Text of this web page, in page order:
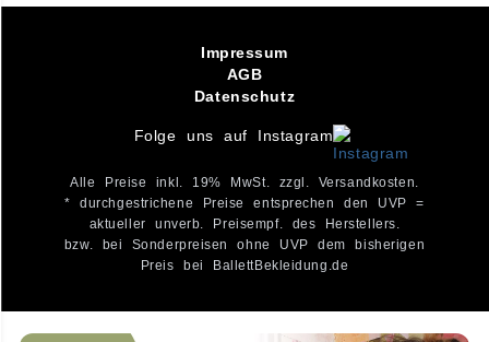
Impressum
AGB
Datenschutz
Folge uns auf Instagram
Alle Preise inkl. 19% MwSt. zzgl. Versandkosten.
* durchgestrichene Preise entsprechen den UVP =
aktueller unverb. Preisempf. des Herstellers.
bzw. bei Sonderpreisen ohne UVP dem bisherigen
Preis bei BallettBekleidung.de